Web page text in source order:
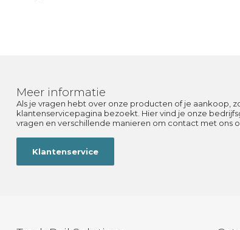
Meer informatie
Als je vragen hebt over onze producten of je aankoop,
klantenservicepagina bezoekt. Hier vind je onze
vragen en verschillende manieren om contact met ons
Klantenservice